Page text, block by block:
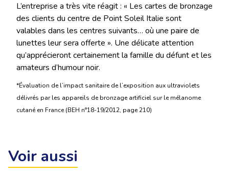
L’entreprise a très vite réagit : « Les cartes de bronzage
des clients du centre de Point Soleil Italie sont
valables dans les centres suivants… où une paire de
lunettes leur sera offerte ». Une délicate attention
qu’apprécieront certainement la famille du défunt et les
amateurs d’humour noir.
*Évaluation de l’impact sanitaire de l’exposition aux ultraviolets
délivrés par les appareils de bronzage artificiel sur le mélanome
cutané en France (BEH n°18-19/2012, page 210)
Voir aussi